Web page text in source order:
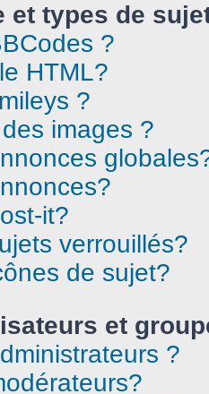
et types de
?
HTML?
?
images ?
it?
verrouillés?
de sujet?
et
?